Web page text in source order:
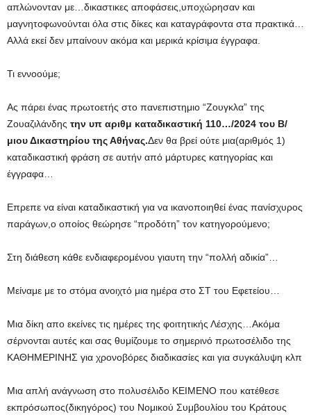
απλώνονταν με…δικαστικες αποφάσεις,υποχώρησαν και
μαγνητοφωνούνται όλα στις δίκες και καταγράφοντα στα πρακτικά…
Αλλά εκεί δεν μπαίνουν ακόμα και μερικά κρίσιμα έγγραφα.
Τι εννοούμε;
Ας πάρει ένας πρωτοετής στο πανεπιστημιο “Ζουγκλα” της
Ζουαζιλάνδης την υπ αριθμ καταδικαστική 110…/2024 του Β/
μιου Δικαστηρίου της Αθήνας.Δεν θα βρεί ούτε μια(αριθμός 1)
καταδικαστική φράση σε αυτήν από μάρτυρες κατηγορίας και
έγγραφα…
Επρεπε να είναι καταδικαστική για να ικανοποιηθεί ένας πανίσχυρος
παράγων,ο οποίος θεώρησε “προδότη” τον κατηγορούμενο;
Στη διάθεση κάθε ενδιαφερομένου γιαυτη την “πολλή αδικία”…
Μείναμε με το στόμα ανοιχτό μια ημέρα στο ΣΤ του Εφετείου…
Μια δίκη απο εκείνες τις ημέρες της φοιτητικής Λέσχης…Ακόμα
σέρνονται αυτές και σας θυμίζουμε το σημερινό πρωτοσέλιδο της
ΚΑΘΗΜΕΡΙΝΗΣ για χρονοβόρες διαδικασίες και για συγκάλυψη κλπ
Μια απλή ανάγνωση στο πολυσέλιδο ΚΕΙΜΕΝΟ που κατέθεσε
εκπρόσωπος(δικηγόρος) του Νομικού Συμβουλίου του Κράτους